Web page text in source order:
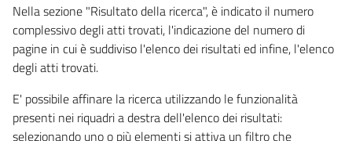
Nella sezione "Risultato della ricerca", è indicato il numero
complessivo degli atti trovati, l'indicazione del numero di
pagine in cui è suddiviso l'elenco dei risultati ed infine, l'elenco
degli atti trovati.
E' possibile affinare la ricerca utilizzando le funzionalità
presenti nei riquadri a destra dell'elenco dei risultati:
selezionando uno o più elementi si attiva un filtro che